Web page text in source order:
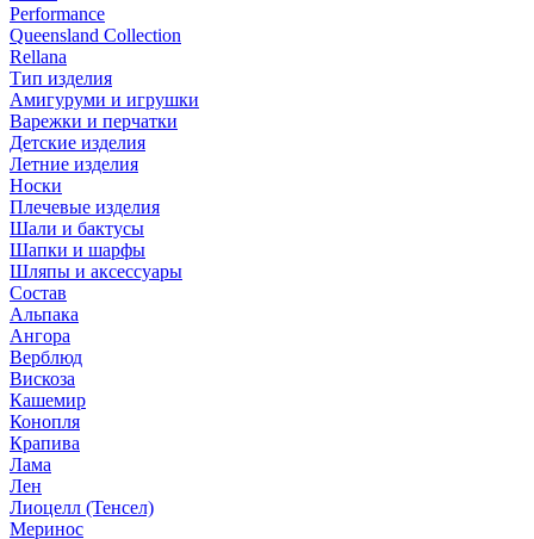
Performance
Queensland Collection
Rellana
Тип изделия
Амигуруми и игрушки
Варежки и перчатки
Детские изделия
Летние изделия
Носки
Плечевые изделия
Шали и бактусы
Шапки и шарфы
Шляпы и аксессуары
Состав
Альпака
Ангора
Верблюд
Вискоза
Кашемир
Конопля
Крапива
Лама
Лен
Лиоцелл (Тенсел)
Меринос